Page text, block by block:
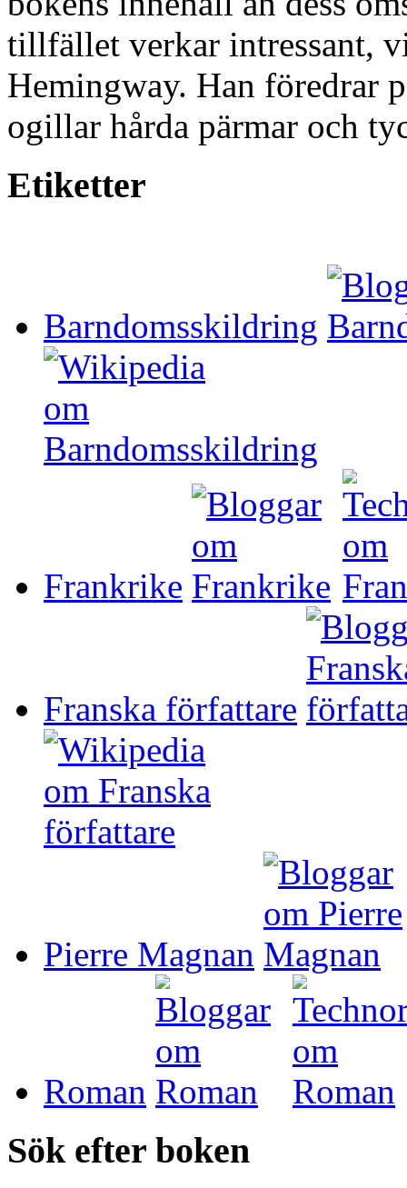
tillfället verkar intressant,
Hemingway. Han föredrar
ogillar hårda pärmar och
Etiketter
Barndomsskildring
Frankrike
Franska författare
Pierre Magnan
Roman
Sök efter boken